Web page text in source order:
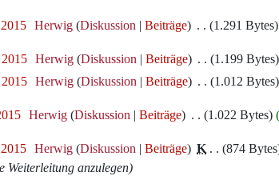
‎ Herwig Diskussion Beiträge 1.291 Bytes
‎ Herwig Diskussion Beiträge 1.199 Bytes
‎ Herwig Diskussion Beiträge 1.012 Bytes
‎ Herwig Diskussion Beiträge 1.022 Bytes
‎ Herwig Diskussion Beiträge ‎K 874 Bytes
Weiterleitung anzulegen